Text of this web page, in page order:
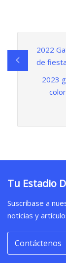
2022
de
2023
Tu Estadio
Suscríbase a
noticias y
Contáctenos